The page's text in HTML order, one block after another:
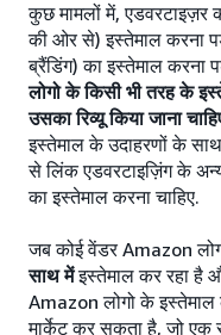
कुछ मामलों में, एडवरटाइज़र
की ओर से) इस्तेमाल करना
ब्रैंडिंग) का इस्तेमाल करना
लोगो के किसी भी तरह के
उसका रिव्यू किया जाना
इस्तेमाल के उदाहरणों के
से लिंक एडवरटाइज़िंग के
का इस्तेमाल करना चाहिए.
जब कोई वेंडर Amazon
साथ मेंइस्तेमाल कर रहा है
Amazon लोगो के
मार्केट कर सकता है, जो एक